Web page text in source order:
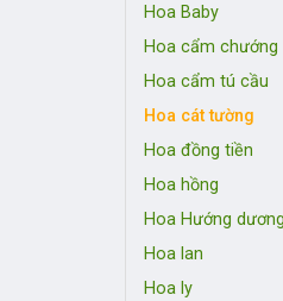
Hoa Baby
Hoa cẩm chướng
Hoa cẩm tú cầu
Hoa cát tường
Hoa đồng tiền
Hoa hồng
Hoa Hướng dương
Hoa lan
Hoa ly